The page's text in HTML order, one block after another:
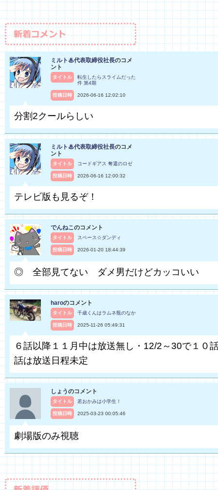
ミルト♨代表取締役社長のコメ
ント
タイトル
転生したらスライムだった
件 第4期
投稿日時 2026-06-16 12:02:10
分割2クールらしい
ミルト♨代表取締役社長のコメ
ント
タイトル コードギアス 奪還のロゼ
投稿日時 2026-06-16 12:00:32
テレビ版も見るぞ！
でんねこのコメント
タイトル スペース☆ダンディ
投稿日時 2026-01-20 18:44:39
◎ 全部見てない ダメ男だけどカッコいい
haroのコメント
タイトル 千歳くんはラムネ瓶のなか
投稿日時 2025-11-26 05:49:31
６話以降１１月中は放送無し・12/2～30で１０
話は放送日程未定
しょうのコメント
タイトル 若おかみは小学生！
投稿日時 2025-03-23 00:05:46
劇場版のみ視聴